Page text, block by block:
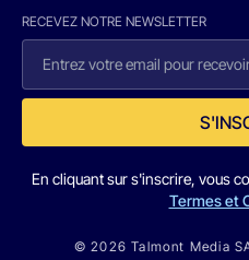
RECEVEZ NOTRE NEWSLETTER
En cliquant sur s'inscrire, vous
Termes et
© 2026 Talmont Media